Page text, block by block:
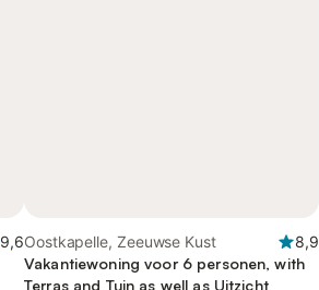
9,6Oostkapelle, Zeeuwse Kust
8,9
Vakantiewoning voor 6 personen, with
Terras and Tuin as well as Uitzicht